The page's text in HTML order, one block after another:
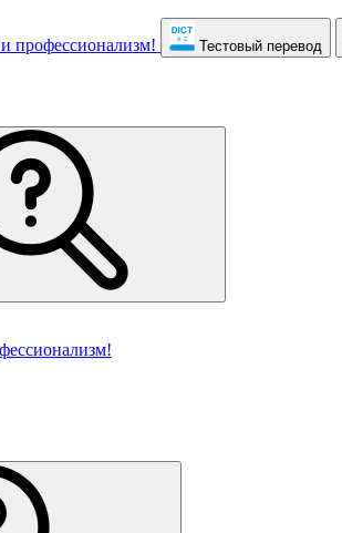
Тестовый перевод